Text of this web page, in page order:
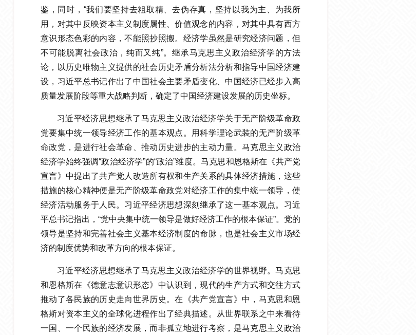
鉴，同时，“我们要坚持去粗取精、去伪存真，坚持以我为主、为我所
用，对其中反映资本主义制度属性、价值观念的内容，对其中具有西方
意识形态色彩的内容，不能照抄照搬。经济学虽然是研究经济问题，但
不可能脱离社会政治，纯而又纯”。继承马克思主义政治经济学的方法
论，以历史唯物主义提供的社会历史矛盾分析法分析和指导中国经济建
设，习近平总书记作出了中国社会主要矛盾变化、中国经济已经步入高
质量发展阶段等重大战略判断，确定了中国经济建设发展的历史坐标。
习近平经济思想继承了马克思主义政治经济学关于无产阶级革命政
党要集中统一领导经济工作的基本观点。用科学理论武装的无产阶级革
命政党，是进行社会革命、推动历史进步的主动力量。马克思主义政治
经济学始终强调“政治经济学”的“政治”维度。马克思和恩格斯在《共产党
宣言》中提出了共产党人改造所有权和生产关系的具体经济措施，这些
措施的核心精神便是无产阶级革命政党对经济工作的集中统一领导，使
经济活动服务于人民。习近平经济思想深刻继承了这一基本观点。习近
平总书记指出，“党中央集中统一领导是做好经济工作的根本保证”。党的
领导是坚持和完善社会主义基本经济制度的命脉，也是社会主义市场经
济的制度优势和改革方向的根本保证。
习近平经济思想继承了马克思主义政治经济学的世界视野。马克思
和恩格斯在《德意志意识形态》中认识到，现代的生产方式和交往方式
推动了各民族的历史走向世界历史。在《共产党宣言》中，马克思和恩
格斯对资本主义的全球化进程作出了经典描述。从世界联系之中来看待
一国、一个民族的经济发展，而非孤立地进行考察，是马克思主义政治